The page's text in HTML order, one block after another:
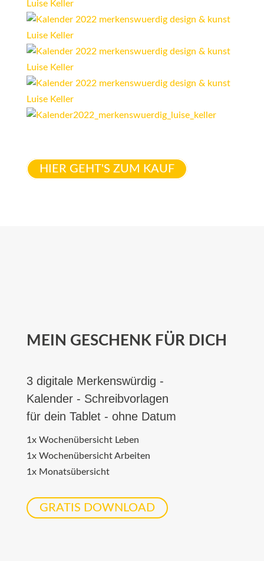
HIER GEHT'S ZUM KAUF
MEIN GESCHENK FÜR DICH
3 digitale Merkenswürdig -
Kalender - Schreibvorlagen
für dein Tablet - ohne Datum
1x Wochenübersicht Leben
1x Wochenübersicht Arbeiten
1x Monatsübersicht
GRATIS DOWNLOAD